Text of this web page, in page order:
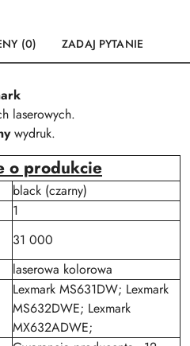
(0) ZADAJ PYTANIE
laserowych.
wydruk.
o produkcie
black (czarny)
1
31 000
laserowa kolorowa
Lexmark MS631DW; Lexmark
MS632DWE; Lexmark
MX632ADWE;